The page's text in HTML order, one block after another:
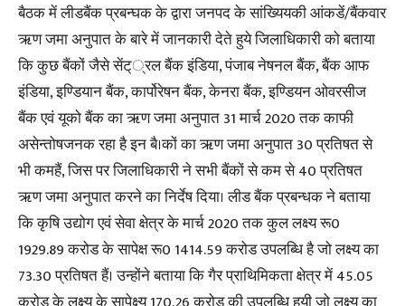
बैठक में लीडबैंक प्रबन्घक के द्वारा जनपद के सांख्यियकी आंकडें/बैंकवार
ऋण जमा अनुपात के बारे में जानकारी देते हुये जिलाधिकारी को बताया
कि कुछ बैंकों जैसे सेंट््रल बैंक इंडिया, पंजाब नेषनल बैंक, बैंक आफ
इंडिया, इण्डियान बैंक, कार्पोरेषन बैंक, केनरा बैंक, इण्डियन ओवरसीज
बैंक एवं यूको बैंक का ऋण जमा अनुपात 31 मार्च 2020 तक काफी
असेन्तोषजनक रहा है इन बै।कों का ऋण जमा अनुपात 30 प्रतिषत से
भी कमहैं, जिस पर जिलाधिकारी ने सभी बैंकों से कम से 40 प्रतिषत
ऋण जमा अनुपात करने का निर्देष दिया। लीड बैंक प्रबन्धक ने बताया
कि कृषि उद्योग एवं सेवा क्षेत्र के मार्च 2020 तक कुल लक्ष्य रू0
1929.89 करोड के सापेक्ष रू0 1414.59 करोड उपलब्धि है जो लक्ष्य का
73.30 प्रतिषत हैं। उन्होंने बताया कि गैर प्राथिमिकता क्षेत्र में 45.05